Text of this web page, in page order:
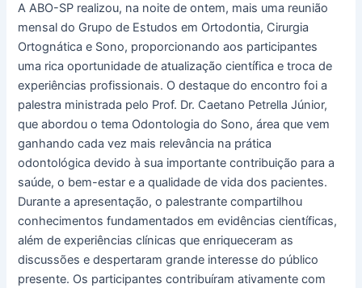
A ABO-SP realizou, na noite de ontem, mais uma reunião
mensal do Grupo de Estudos em Ortodontia, Cirurgia
Ortognática e Sono, proporcionando aos participantes
uma rica oportunidade de atualização científica e troca de
experiências profissionais. O destaque do encontro foi a
palestra ministrada pelo Prof. Dr. Caetano Petrella Júnior,
que abordou o tema Odontologia do Sono, área que vem
ganhando cada vez mais relevância na prática
odontológica devido à sua importante contribuição para a
saúde, o bem-estar e a qualidade de vida dos pacientes.
Durante a apresentação, o palestrante compartilhou
conhecimentos fundamentados em evidências científicas,
além de experiências clínicas que enriqueceram as
discussões e despertaram grande interesse do público
presente. Os participantes contribuíram ativamente com
Sono